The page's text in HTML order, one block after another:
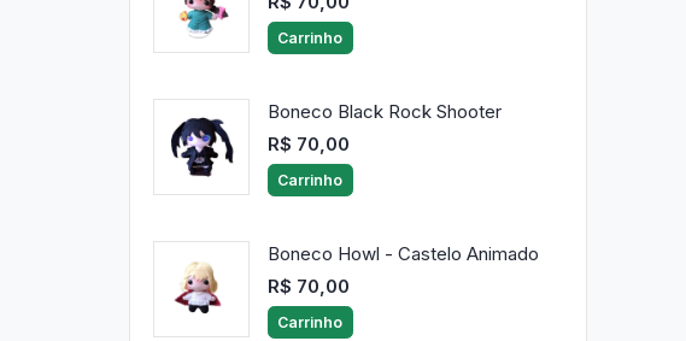
Carrinho
Boneco Black Rock Shooter
R$ 70,00
Carrinho
Boneco Howl - Castelo Animado
R$ 70,00
Carrinho